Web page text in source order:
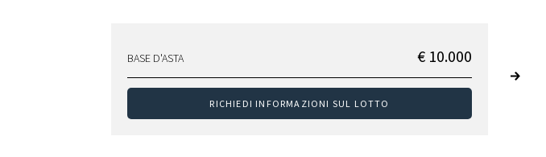
BASE D'ASTA € 10.000
RICHIEDI INFORMAZIONI SUL LOTTO